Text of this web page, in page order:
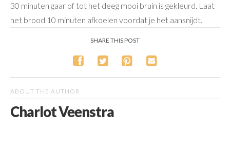
30 minuten gaar of tot het deeg mooi bruin is gekleurd. Laat
het brood 10 minuten afkoelen voordat je het aansnijdt.
SHARE THIS POST
ABOUT THE AUTHOR
Charlot Veenstra